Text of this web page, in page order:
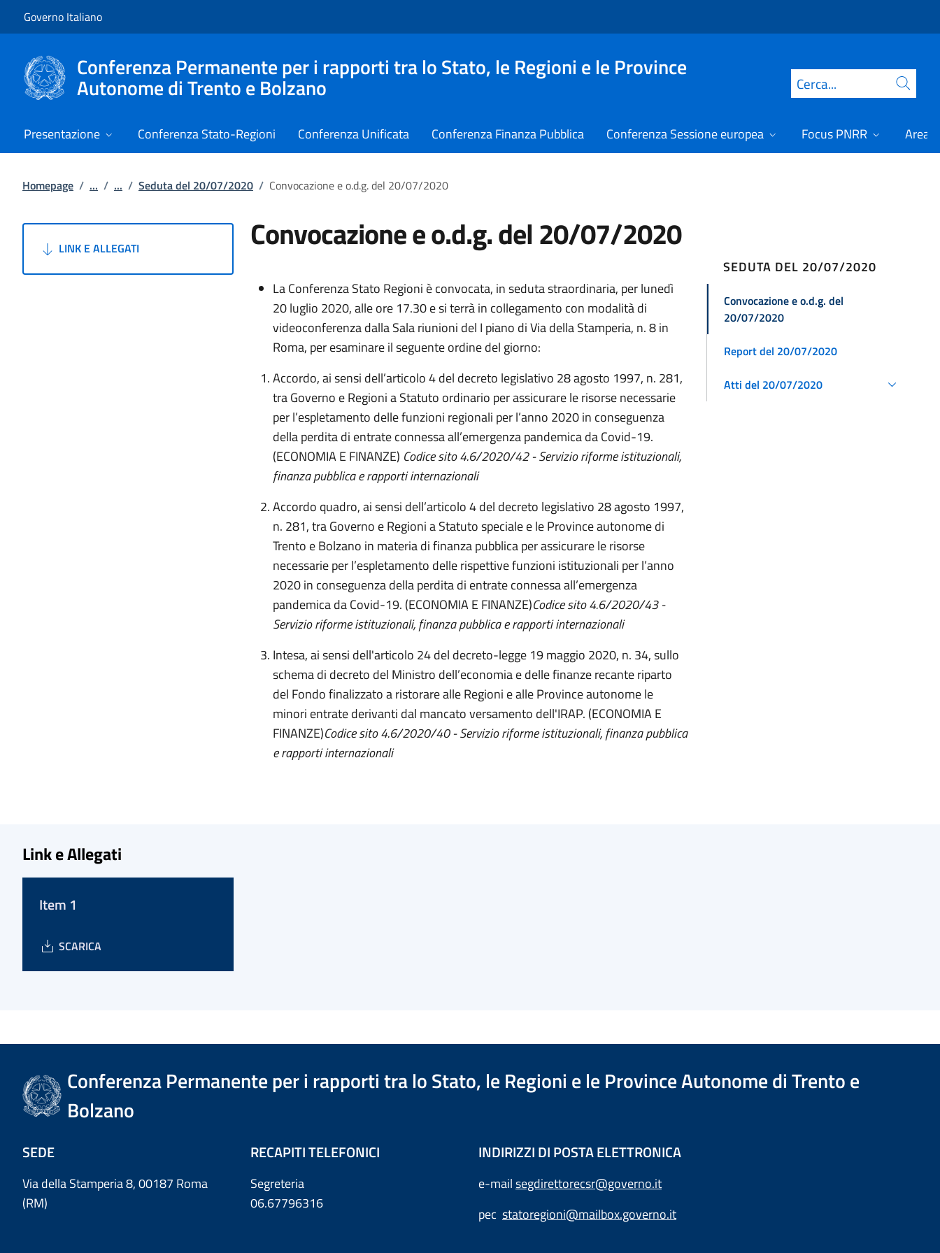
Governo Italiano
Conferenza Permanente per i rapporti tra lo Stato, le Regioni e le Province
Autonome di Trento e Bolzano Cerca
Presentazione Conferenza Stato-Regioni Conferenza Unificata Conferenza Finanza Pubblica Conferenza Sessione europea Focus PNRR Area
Homepage / ... / ... / Seduta del 20/07/2020 / Convocazione e o.d.g. del 20/07/2020
LINK E ALLEGATI Convocazione e o.d.g. del 20/07/2020
La Conferenza Stato Regioni è convocata, in seduta straordinaria, per lunedì
20 luglio 2020, alle ore 17.30 e si terrà in collegamento con modalità di
videoconferenza dalla Sala riunioni del I piano di Via della Stamperia, n. 8 in
Roma, per esaminare il seguente ordine del giorno:
Accordo, ai sensi dell’articolo 4 del decreto legislativo 28 agosto 1997, n. 281,
tra Governo e Regioni a Statuto ordinario per assicurare le risorse necessarie
per l’espletamento delle funzioni regionali per l’anno 2020 in conseguenza
della perdita di entrate connessa all’emergenza pandemica da Covid-19.
(ECONOMIA E FINANZE) Codice sito 4.6/2020/42 - Servizio riforme istituzionali,
finanza pubblica e rapporti internazionali
Accordo quadro, ai sensi dell’articolo 4 del decreto legislativo 28 agosto 1997,
n. 281, tra Governo e Regioni a Statuto speciale e le Province autonome di
Trento e Bolzano in materia di finanza pubblica per assicurare le risorse
necessarie per l’espletamento delle rispettive funzioni istituzionali per l’anno
2020 in conseguenza della perdita di entrate connessa all’emergenza
pandemica da Covid-19. (ECONOMIA E FINANZE)Codice sito 4.6/2020/43 -
Servizio riforme istituzionali, finanza pubblica e rapporti internazionali
Intesa, ai sensi dell'articolo 24 del decreto-legge 19 maggio 2020, n. 34, sullo
schema di decreto del Ministro dell’economia e delle finanze recante riparto
del Fondo finalizzato a ristorare alle Regioni e alle Province autonome le
minori entrate derivanti dal mancato versamento dell'IRAP. (ECONOMIA E
FINANZE)Codice sito 4.6/2020/40 - Servizio riforme istituzionali, finanza pubblica
e rapporti internazionali
SEDUTA DEL 20/07/2020
Convocazione e o.d.g. del
20/07/2020
Report del 20/07/2020
Atti del 20/07/2020
Link e Allegati
Item 1
SCARICA
Conferenza Permanente per i rapporti tra lo Stato, le Regioni e le Province Autonome di Trento e
Bolzano
SEDE
Via della Stamperia 8, 00187 Roma
(RM)
RECAPITI TELEFONICI
Segreteria
06.67796316
INDIRIZZI DI POSTA ELETTRONICA
e-mailsegdirettorecsr@governo.it
pec statoregioni@mailbox.governo.it